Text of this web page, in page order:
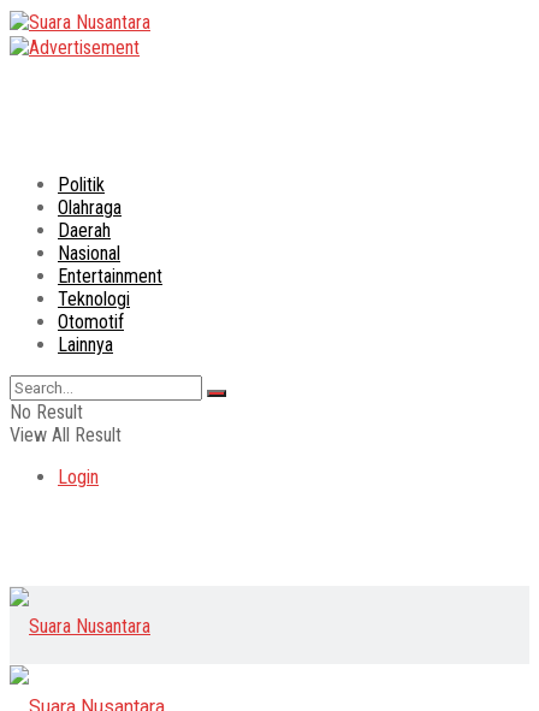
Politik
Olahraga
Daerah
Nasional
Entertainment
Teknologi
Otomotif
Lainnya
No Result
View All Result
Login